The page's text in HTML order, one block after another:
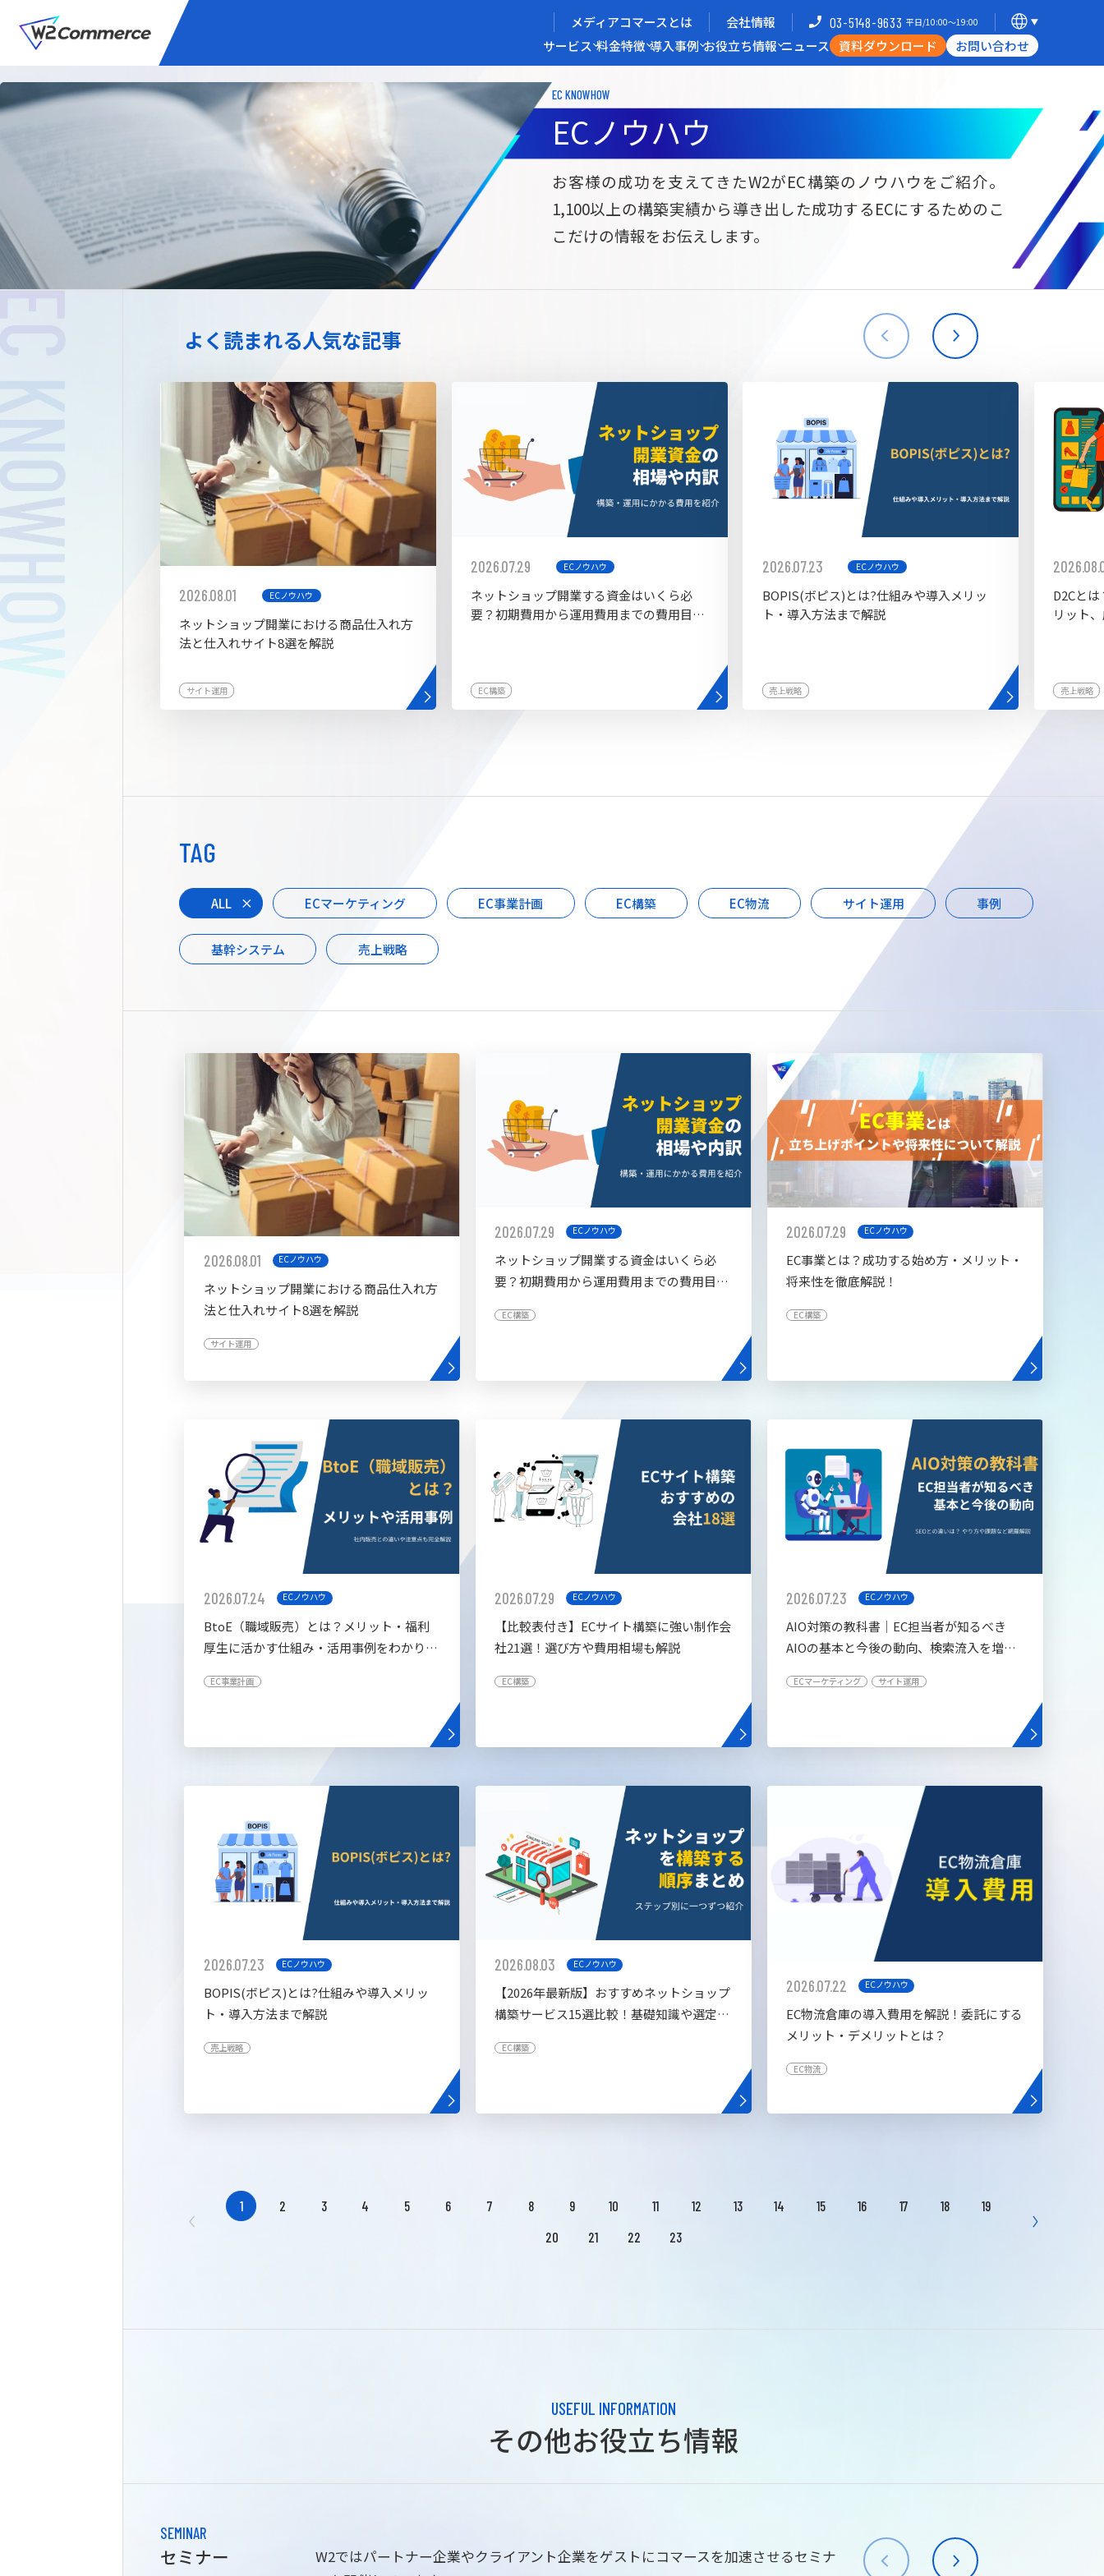
メディアコマースとは 会社情報 03-5148-9633 平日/10:00〜19:00
サービス 料金特徴 導入事例 お役立ち情報 ニュース 資料ダウンロード お問い合わせ
メディアコマースを実現する
サービス
BtoC向けECサイト構築
W2Commerce
Unified
サブスク/定期通販ECサイト構築
Commerce
BtoB向けECサイト構築
W2Commerce
海外進出・現地ECサイト構築
拡張プラグイン一覧 AIカスタマイズ開発 AI buddy
メディアコマースとは 選ばれる理由 開発力/支援体制
導入企業インタビュー
お役立ち資料
EC KNOWHOW
ECノウハウ
お客様の成功を支えてきたW2がEC構築のノウハウをご紹介。
1,100以上の構築実績から導き出した成功するECにするためのこ
こだけの情報をお伝えします。
よく読まれる人気な記事
2026.08.01 ECノウハウ
ネットショップ開業における商品仕入れ方
法と仕入れサイト8選を解説
サイト運用
2026.07.29 ECノウハウ
ネットショップ開業する資金はいくら必
要？初期費用から運用費用までの費用目安
EC構築
2026.07.23 ECノウハウ
BOPIS(ボピス)とは?仕組みや導入メリッ
ト・導入方法まで解説
売上戦略
D2Cと
リット
売上戦略
TAG
ALL ECマーケティング EC事業計画 EC構築 EC物流 サイト運用 事例
基幹システム 売上戦略
2026.08.01 ECノウハウ
ネットショップ開業における商品仕入れ方
法と仕入れサイト8選を解説
サイト運用
2026.07.29 ECノウハウ
ネットショップ開業する資金はいくら必
要？初期費用から運用費用までの費用目安
EC構築
2026.07.29 ECノウハウ
EC事業とは？成功する始め方・メリット・
将来性を徹底解説！
EC構築
2026.07.24 ECノウハウ
BtoE（職域販売）とは？メリット・福利
厚生に活かす仕組み・活用事例をわかりや
EC事業計画
2026.07.29 ECノウハウ
【比較表付き】ECサイト構築に強い制作会
社21選！選び方や費用相場も解説
EC構築
2026.07.23 ECノウハウ
AIO対策の教科書│EC担当者が知るべき
AIOの基本と今後の動向、検索流入を増や
ECマーケティング サイト運用
2026.07.23 ECノウハウ
BOPIS(ボピス)とは?仕組みや導入メリッ
ト・導入方法まで解説
売上戦略
2026.08.03 ECノウハウ
【2026年最新版】おすすめネットショップ
構築サービス15選比較！基礎知識や選定基
EC構築
2026.07.22 ECノウハウ
EC物流倉庫の導入費用を解説！委託にする
メリット・デメリットとは？
EC物流
1 2 3 4 5 6 7 8 9 10 11 12 13 14 15 16 17 18
19
20
21 22 23
USEFUL INFORMATION
その他お役立ち情報
SEMINAR
セミナー
W2ではパートナー企業やクライアント企業をゲストにコマースを加速させるセミナ